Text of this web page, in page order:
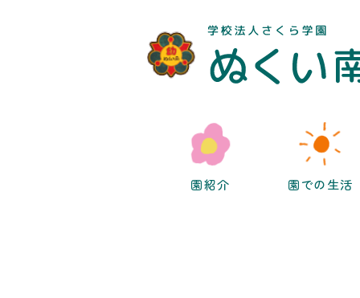
園紹介 園での生活